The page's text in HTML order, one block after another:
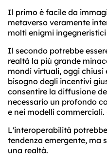
Il primo è facile da
metaverso veramente
molti enigmi
Il secondo potrebbe
realtà la più grande
mondi virtuali, oggi chiusi
bisogno degli incentivi
consentire la diffusione
necessario un profondo
e nei modelli commerciali.
L'interoperabilità
tendenza emergente, ma
una realtà.